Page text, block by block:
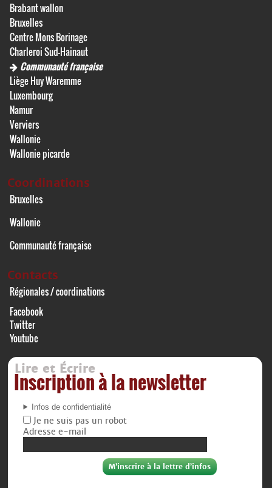
Brabant wallon
Bruxelles
Centre Mons Borinage
Charleroi Sud-Hainaut
Communauté française
Liège Huy Waremme
Luxembourg
Namur
Verviers
Wallonie
Wallonie picarde
Coordinations
Bruxelles
Wallonie
Communauté française
Contacts
Régionales / coordinations
Facebook
Twitter
Youtube
Lire et Écrire
Inscription à la newsletter
Infos de confidentialité
Je ne suis pas un robot
Adresse e-mail